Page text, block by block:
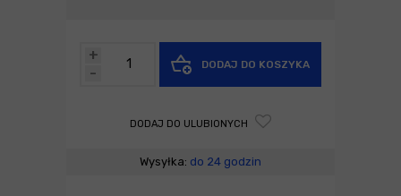
-
+
DODAJ DO KOSZYKA
DODAJ DO ULUBIONYCH
Wysyłka: do 24 godzin